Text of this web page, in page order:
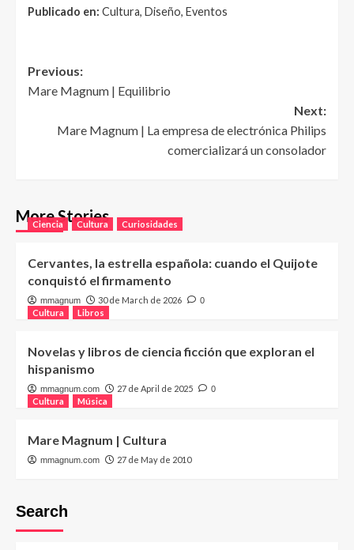
Publicado en: Cultura, Diseño, Eventos
Post
navigation
Previous:
Mare Magnum | Equilibrio
Next:
Mare Magnum | La empresa de electrónica Philips
comercializará un consolador
More Stories
Ciencia Cultura Curiosidades
Cervantes, la estrella española: cuando el Quijote
conquistó el firmamento
mmagnum 30 de March de 2026 0
Cultura Libros
Novelas y libros de ciencia ficción que exploran el
hispanismo
mmagnum.com 27 de April de 2025 0
Cultura Música
Mare Magnum | Cultura
mmagnum.com 27 de May de 2010
Search